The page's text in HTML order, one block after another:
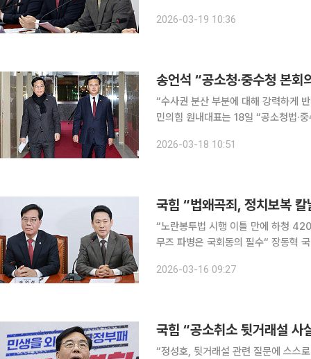
2026-03-19 10:36
송언석 “공소청·중수청 본
“수사권 분산 부분에 대해 강력하게 반대
민의힘 원내대표는 18일 “공소청법·
해 “용어부터 바로잡아야 한다”며 “
2026-03-18 10:51
국힘 “법왜곡죄, 정치보복
“노란봉투법 시행 이틀 만에 하청
무즈 파병은 국회동의 필수“ 장동혁 국민의힘 당대표는 16일 “법왜곡죄는 정치보복의 칼날이 되고
다”고 비판했다 장 대표는 이
2026-03-16 09:27
국힘 “공소취소 뒷거래설 사
“정성호, 뒷거래설 관련 질문에 스스